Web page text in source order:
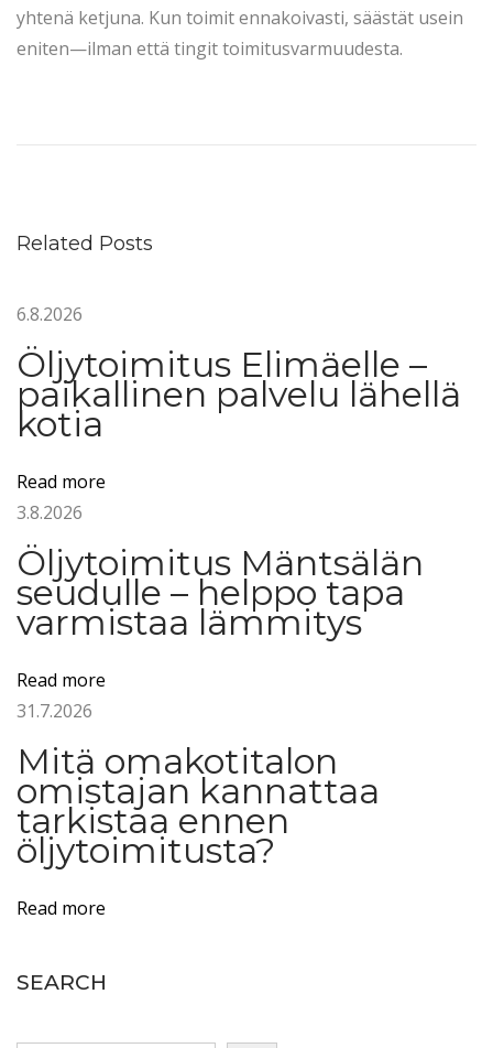
yhtenä ketjuna. Kun toimit ennakoivasti, säästät usein
eniten—ilman että tingit toimitusvarmuudesta.
o
l
y
K
y
m
e
l
a
a
s
o
–
p
a
i
a
i
Related Posts
6.8.2026
Öljytoimitus Elimäelle –
paikallinen palvelu lähellä
kotia
Read more
3.8.2026
Öljytoimitus Mäntsälän
seudulle – helppo tapa
varmistaa lämmitys
Read more
31.7.2026
Mitä omakotitalon
omistajan kannattaa
tarkistaa ennen
öljytoimitusta?
Read more
SEARCH